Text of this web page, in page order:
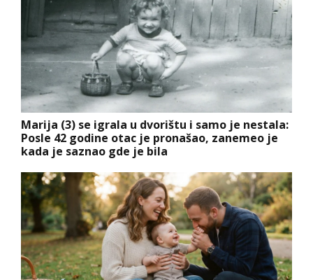
Marija (3) se igrala u dvorištu i samo je nestala:
Posle 42 godine otac je pronašao, zanemeo je
kada je saznao gde je bila